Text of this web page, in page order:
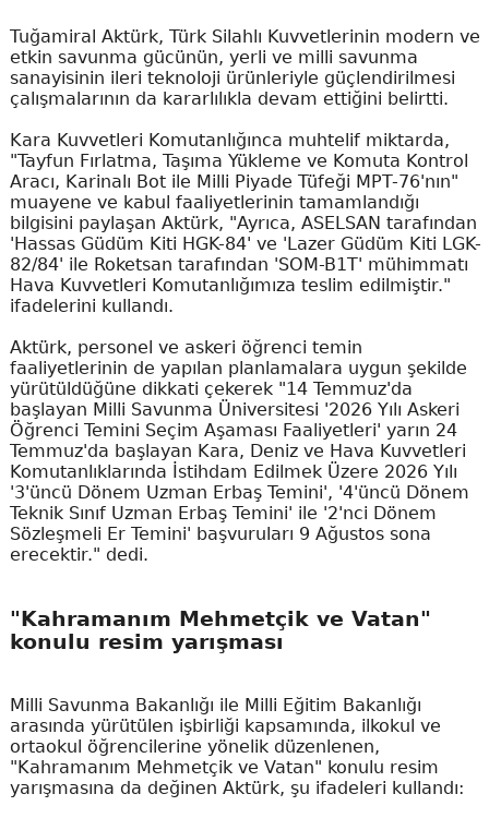
Tuğamiral Aktürk, Türk Silahlı Kuvvetlerinin modern ve
etkin savunma gücünün, yerli ve milli savunma
sanayisinin ileri teknoloji ürünleriyle güçlendirilmesi
çalışmalarının da kararlılıkla devam ettiğini belirtti.
Kara Kuvvetleri Komutanlığınca muhtelif miktarda,
"Tayfun Fırlatma, Taşıma Yükleme ve Komuta Kontrol
Aracı, Karinalı Bot ile Milli Piyade Tüfeği MPT-76'nın"
muayene ve kabul faaliyetlerinin tamamlandığı
bilgisini paylaşan Aktürk, "Ayrıca, ASELSAN tarafından
'Hassas Güdüm Kiti HGK-84' ve 'Lazer Güdüm Kiti LGK-
82/84' ile Roketsan tarafından 'SOM-B1T' mühimmatı
Hava Kuvvetleri Komutanlığımıza teslim edilmiştir."
ifadelerini kullandı.
Aktürk, personel ve askeri öğrenci temin
faaliyetlerinin de yapılan planlamalara uygun şekilde
yürütüldüğüne dikkati çekerek "14 Temmuz'da
başlayan Milli Savunma Üniversitesi '2026 Yılı Askeri
Öğrenci Temini Seçim Aşaması Faaliyetleri' yarın 24
Temmuz'da başlayan Kara, Deniz ve Hava Kuvvetleri
Komutanlıklarında İstihdam Edilmek Üzere 2026 Yılı
'3'üncü Dönem Uzman Erbaş Temini', '4'üncü Dönem
Teknik Sınıf Uzman Erbaş Temini' ile '2'nci Dönem
Sözleşmeli Er Temini' başvuruları 9 Ağustos sona
erecektir." dedi.
"Kahramanım Mehmetçik ve Vatan"
konulu resim yarışması
Milli Savunma Bakanlığı ile Milli Eğitim Bakanlığı
arasında yürütülen işbirliği kapsamında, ilkokul ve
ortaokul öğrencilerine yönelik düzenlenen,
"Kahramanım Mehmetçik ve Vatan" konulu resim
yarışmasına da değinen Aktürk, şu ifadeleri kullandı: